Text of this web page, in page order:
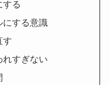
する
にする意識
す
れすぎない